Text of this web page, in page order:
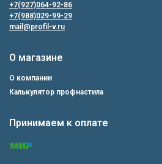
+7(927)064-92-86
+7(988)029-99-29
mail@profil-v.ru
О магазине
О компании
Калькулятор профнастила
Принимаем к оплате